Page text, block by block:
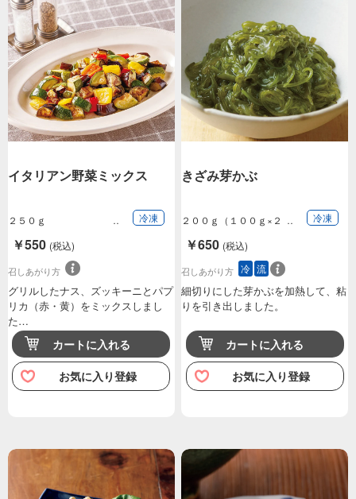
イタリアン野菜ミックス
２５０ｇ 冷凍
￥550 (税込)
召しあがり方
グリルしたナス、ズッキーニとパプ
リカ（赤・黄）をミックスしまし
た…
カートに入れる
お気に入り登録
きざみ芽かぶ
２００ｇ（１００ｇ×２
冷凍
￥650 (税込)
召しあがり方 冷 流
細切りにした芽かぶを加熱して、粘
りを引き出しました。
カートに入れる
お気に入り登録